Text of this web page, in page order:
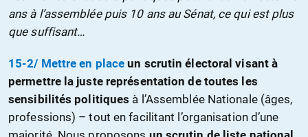
ans à l’assemblée puis 10 ans au Sénat, ce qui est plus
que suffisant…
15-2/ Mettre en placeun scrutin électoral visant à
permettre la juste représentation de toutes les
sensibilités politiques à l’Assemblée Nationale (âges,
professions) – tout en facilitant l’organisation d’une